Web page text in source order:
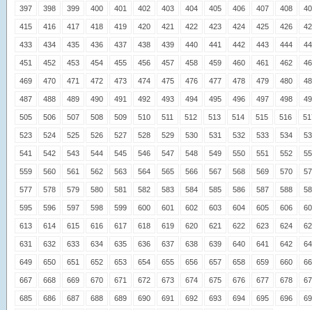
397 398 399 400 401 402 403 404 405 406 407 408
415 416 417 418 419 420 421 422 423 424 425 426
433 434 435 436 437 438 439 440 441 442 443 444
451 452 453 454 455 456 457 458 459 460 461 462
469 470 471 472 473 474 475 476 477 478 479 480
487 488 489 490 491 492 493 494 495 496 497 498
505 506 507 508 509 510 511 512 513 514 515 516
523 524 525 526 527 528 529 530 531 532 533 534
541 542 543 544 545 546 547 548 549 550 551 552
559 560 561 562 563 564 565 566 567 568 569 570
577 578 579 580 581 582 583 584 585 586 587 588
595 596 597 598 599 600 601 602 603 604 605 606
613 614 615 616 617 618 619 620 621 622 623 624
631 632 633 634 635 636 637 638 639 640 641 642
649 650 651 652 653 654 655 656 657 658 659 660
667 668 669 670 671 672 673 674 675 676 677 678
685 686 687 688 689 690 691 692 693 694 695 696